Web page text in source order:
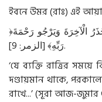
ইবনে উমর (রাঃ) এই
﴿أَمَّنْ هُوَ قَانِتٌ آنَاءَ اللَّيْلِ سَاجِدًا وَقَائِمًا يَحْذَرُ الْآخِرَةَ وَيَرْجُو رَحْمَةَ
رَبِّهِ﴾ [الزمر: 9].
‘যে ব্যক্তি রাত্রির
দণ্ডায়মান থাকে,
রাখে...’ (সূরা আজ-জুমার